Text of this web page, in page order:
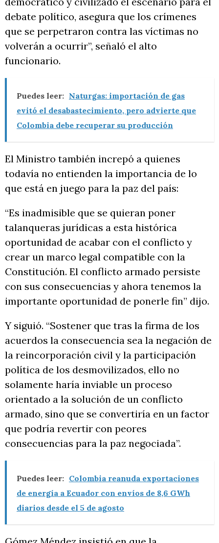
debate político, asegura que los crímenes
que se perpetraron contra las víctimas no
volverán a ocurrir”, señaló el alto
funcionario.
Puedes leer: Naturgas: importación de gas
evitó el desabastecimiento, pero advierte que
Colombia debe recuperar su producción
El Ministro también increpó a quienes
todavía no entienden la importancia de lo
que está en juego para la paz del país:
“Es inadmisible que se quieran poner
talanqueras jurídicas a esta histórica
oportunidad de acabar con el conflicto y
crear un marco legal compatible con la
Constitución. El conflicto armado persiste
con sus consecuencias y ahora tenemos la
importante oportunidad de ponerle fin” dijo.
Y siguió. “Sostener que tras la firma de los
acuerdos la consecuencia sea la negación de
la reincorporación civil y la participación
política de los desmovilizados, ello no
solamente haría inviable un proceso
orientado a la solución de un conflicto
armado, sino que se convertiría en un factor
que podría revertir con peores
consecuencias para la paz negociada”.
Puedes leer: Colombia reanuda exportaciones
de energía a Ecuador con envíos de 8,6 GWh
diarios desde el 5 de agosto